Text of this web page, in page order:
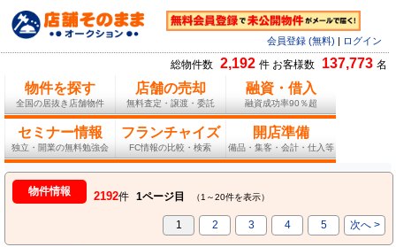
会員登録 (無料) ログイン
総物件数 2,192 件 お客様数 137,773 名
物件を探す
全国の居抜き店舗物件
店舗の売却
無料査定・譲渡・委託
融資・借入
融資成功率90％超
セミナー情報
独立・開業の無料勉強会
フランチャイズ
FC情報の比較・検索
開店準備
備品・集客・会計・仕入等
物件情報 2192件 1ページ目 （1～20件を表示）
1 2 3 4 5 次へ >